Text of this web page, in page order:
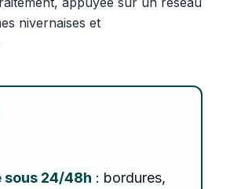
nivernaises et
sous 24/48h : bordures,